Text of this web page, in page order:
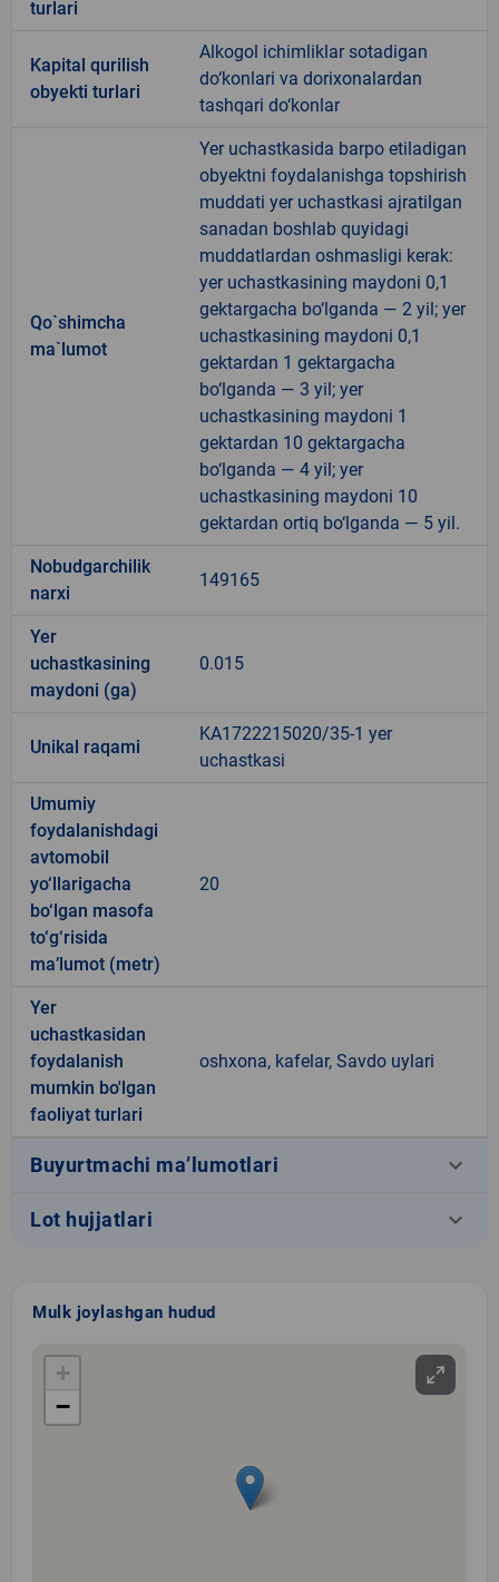
turlari
Kapital qurilish
obyekti turlari
Alkogol ichimliklar sotadigan
do‘konlari va dorixonalardan
tashqari do‘konlar
Qo`shimcha
ma`lumot
Yer uchastkasida barpo etiladigan
obyektni foydalanishga topshirish
muddati yer uchastkasi ajratilgan
sanadan boshlab quyidagi
muddatlardan oshmasligi kerak:
yer uchastkasining maydoni 0,1
gektargacha bo‘lganda — 2 yil; yer
uchastkasining maydoni 0,1
gektardan 1 gektargacha
bo‘lganda — 3 yil; yer
uchastkasining maydoni 1
gektardan 10 gektargacha
bo‘lganda — 4 yil; yer
uchastkasining maydoni 10
gektardan ortiq bo‘lganda — 5 yil.
Nobudgarchilik
narxi
149165
Yer
uchastkasining
maydoni (ga)
0.015
Unikal raqami
KA1722215020/35-1 yer
uchastkasi
Umumiy
foydalanishdagi
avtomobil
yo‘llarigacha
bo‘lgan masofa
to‘g‘risida
ma’lumot (metr)
20
Yer
uchastkasidan
foydalanish
mumkin bo'lgan
faoliyat turlari
oshxona, kafelar, Savdo uylari
Buyurtmachi ma’lumotlari keyboard_arrow_down
Lot hujjatlari keyboard_arrow_down
Mulk joylashgan hudud
+
−